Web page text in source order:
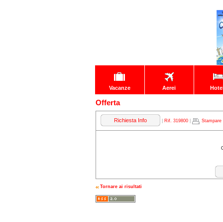
Vacanze Aerei
Offerta
Richiesta Info Rif. 319800| Stampare
Tornare ai risultati